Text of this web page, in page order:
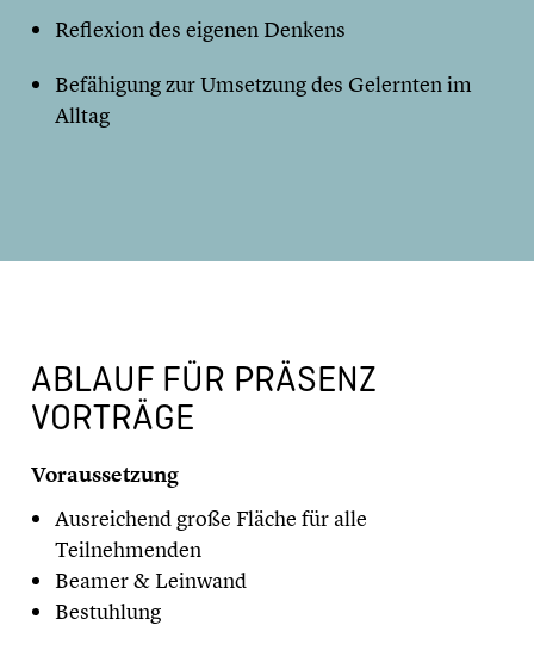
Reflexion des eigenen Denkens
Befähigung zur Umsetzung des Gelernten im
Alltag
ABLAUF FÜR PRÄSENZ
VORTRÄGE
Voraussetzung
Ausreichend große Fläche für alle
Teilnehmenden
Beamer & Leinwand
Bestuhlung